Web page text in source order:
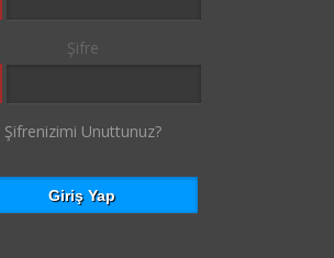
Şifre
Şifrenizimi Unuttunuz?